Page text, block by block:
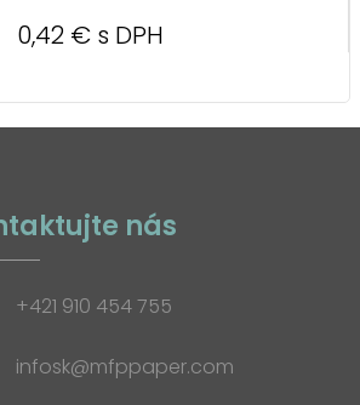
0,42 € s DPH
nás
+421 910 454 755
infosk@mfppaper.com